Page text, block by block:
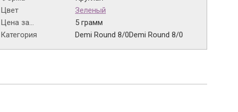
Цвет
Зеленый
Цена за...
5 грамм
Категория
Demi Round 8/0Demi Round 8/0